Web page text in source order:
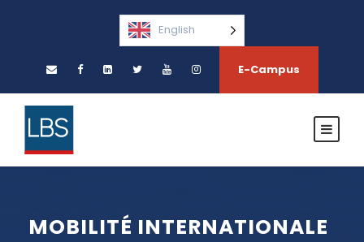
English
E-Campus
MOBILITÉ INTERNATIONALE